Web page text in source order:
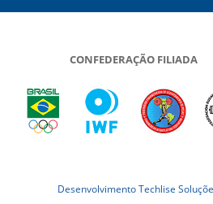
CONFEDERAÇÃO FILIADA
Desenvolvimento Techlise